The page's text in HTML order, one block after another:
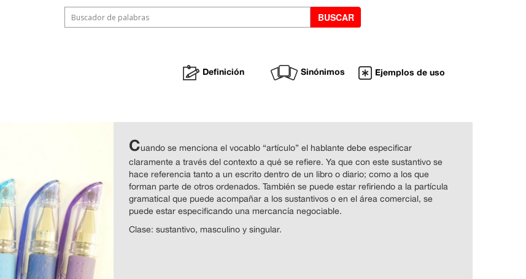
Definición Sinónimos Ejemplos de uso
Cuando se menciona el vocablo “artículo” el hablante debe especificar
claramente a través del contexto a qué se refiere. Ya que con este sustantivo se
hace referencia tanto a un escrito dentro de un libro o diario; como a los que
forman parte de otros ordenados. También se puede estar refiriendo a la partícula
gramatical que puede acompañar a los sustantivos o en el área comercial, se
puede estar especificando una mercancía negociable.
Clase: sustantivo, masculino y singular.